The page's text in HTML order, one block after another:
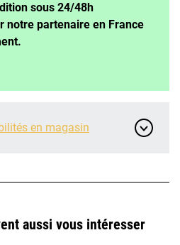
sous 24/48h
notre partenaire en France
en magasin
aussi vous intéresser